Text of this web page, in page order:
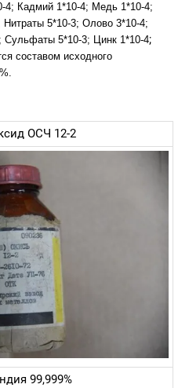
Кадмий 1*10-4; Медь 1*10-4;
5*10-3; Олово 3*10-4;
Сульфаты 5*10-3; Цинк 1*10-4;
составом исходного
ОСЧ 12-2
99,999%